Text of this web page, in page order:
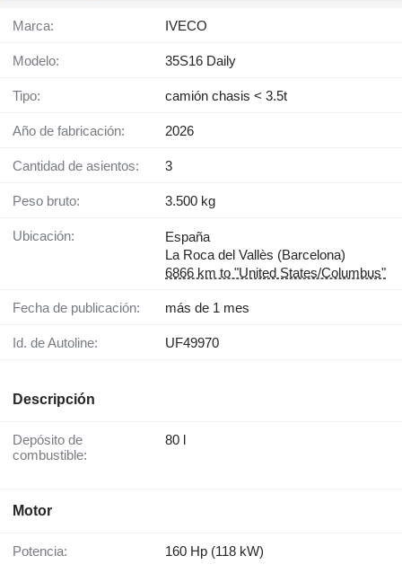
Marca: IVECO
Modelo: 35S16 Daily
Tipo: camión chasis < 3.5t
Año de fabricación: 2026
Cantidad de asientos: 3
Peso bruto: 3.500 kg
Ubicación:
España
La Roca del Vallès (Barcelona)
6866 km to "United States/Columbus"
Fecha de publicación: más de 1 mes
Id. de Autoline: UF49970
Descripción
Depósito de
combustible:
80 l
Motor
Potencia: 160 Hp (118 kW)